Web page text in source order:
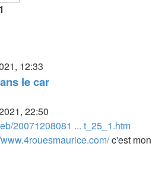
1
12:33
le car
22:50
20071208081 ... t_25_1.htm
c'est mon